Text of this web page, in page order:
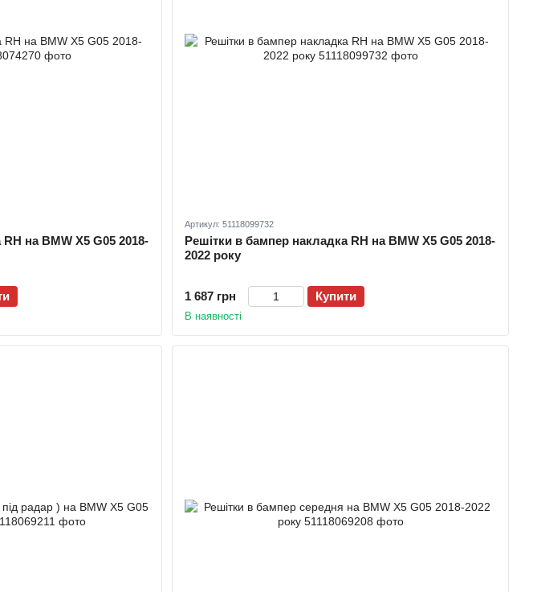
на BMW X5 G05 2018-
Артикул: 51118099732
Решітки в бампер накладка RH на BMW X5 G05 2018-
2022 року
1 687 грн Купити
В наявності